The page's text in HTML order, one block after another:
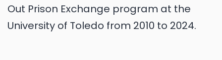
Out Prison Exchange program at the
University of Toledo from 2010 to 2024.